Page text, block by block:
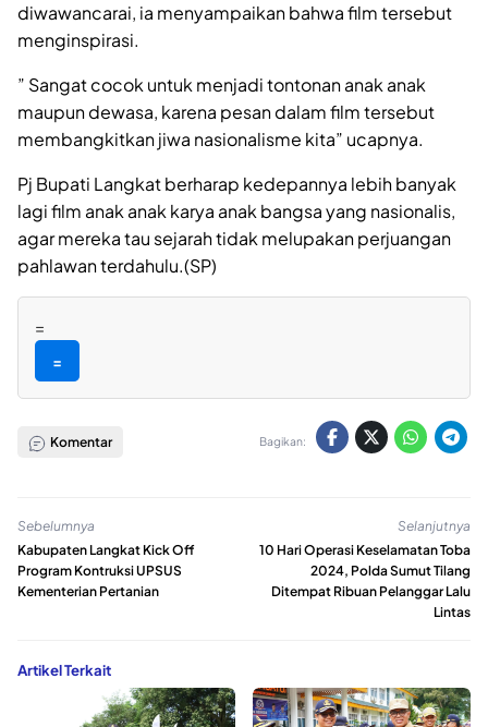
diwawancarai, ia menyampaikan bahwa film tersebut
menginspirasi.
” Sangat cocok untuk menjadi tontonan anak anak
maupun dewasa, karena pesan dalam film tersebut
membangkitkan jiwa nasionalisme kita” ucapnya.
Pj Bupati Langkat berharap kedepannya lebih banyak
lagi film anak anak karya anak bangsa yang nasionalis,
agar mereka tau sejarah tidak melupakan perjuangan
pahlawan terdahulu.(SP)
=
=
Komentar Bagikan:
Sebelumnya
Kabupaten Langkat Kick Off
Program Kontruksi UPSUS
Kementerian Pertanian
Selanjutnya
10 Hari Operasi Keselamatan Toba
2024, Polda Sumut Tilang
Ditempat Ribuan Pelanggar Lalu
Lintas
Artikel Terkait